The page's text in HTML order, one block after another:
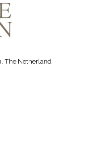
The Netherland